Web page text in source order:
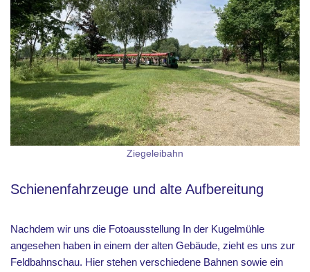
Ziegeleibahn
Schienenfahrzeuge und alte Aufbereitung
Nachdem wir uns die Fotoausstellung In der Kugelmühle
angesehen haben in einem der alten Gebäude, zieht es uns zur
Feldbahnschau. Hier stehen verschiedene Bahnen sowie ein